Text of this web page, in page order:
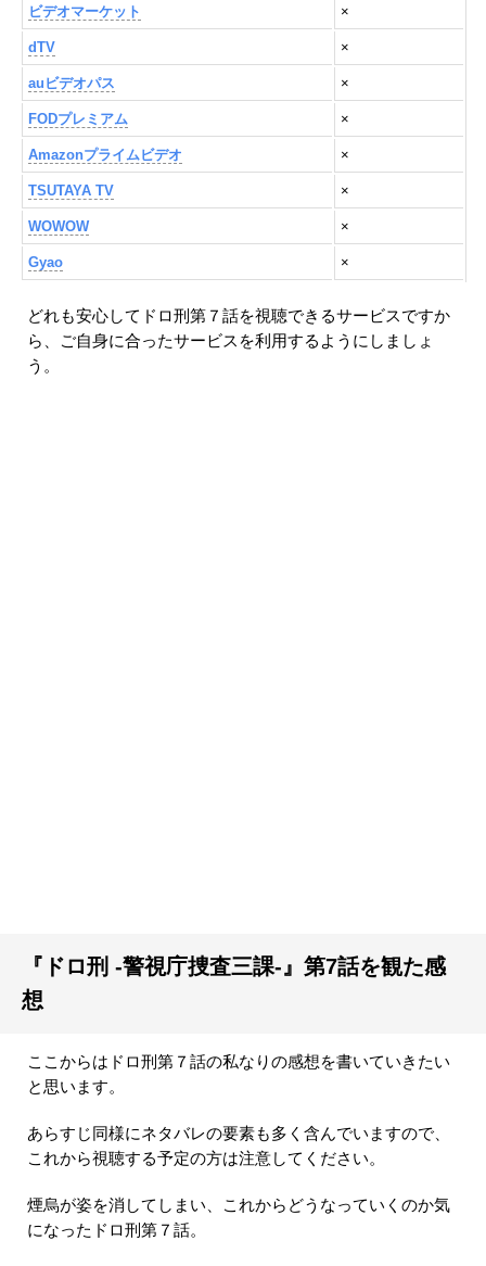
ビデオマーケット ×
dTV ×
auビデオパス ×
FODプレミアム ×
Amazonプライムビデオ ×
TSUTAYA TV ×
WOWOW ×
Gyao ×
どれも安心してドロ刑第７話を視聴できるサービスですか
ら、ご自身に合ったサービスを利用するようにしましょ
う。
『ドロ刑 -警視庁捜査三課-』第7話を観た感
想
ここからはドロ刑第７話の私なりの感想を書いていきたい
と思います。
あらすじ同様にネタバレの要素も多く含んでいますので、
これから視聴する予定の方は注意してください。
煙烏が姿を消してしまい、これからどうなっていくのか気
になったドロ刑第７話。